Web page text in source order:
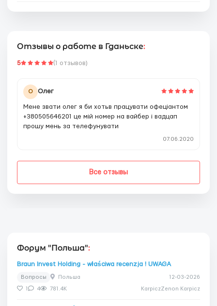
Отзывы о работе в Гданьске:
5 (1 отзывов)
О Олег
Мене звати олег я би хотьв працувати офеціантом
+380505646201 це мій номер на вайбер і вадцап
прошу мень за телефунувати
07.06.2020
Все отзывы
Форум "Польша":
Braun Invest Holding - właściwa recenzja ! UWAGA
Вопросы Польша 12-03-2026
1 4 781.4K KarpiczZenon Karpicz